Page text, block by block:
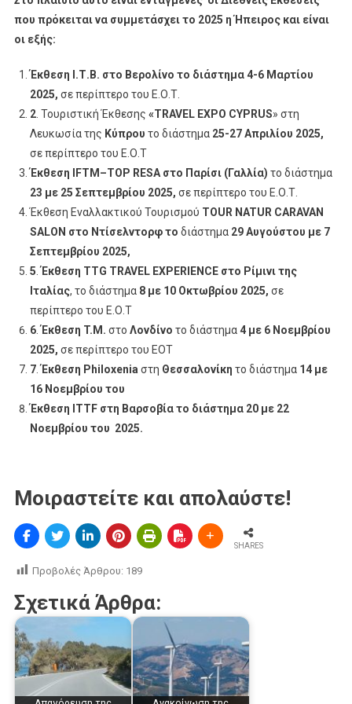
που πρόκειται να συμμετάσχει το 2025 η Ήπειρος και είναι
οι εξής:
Έκθεση Ι.Τ.Β. στο Βερολίνο το διάστημα 4-6 Μαρτίου
2025, σε περίπτερο του Ε.Ο.Τ.
2. Τουριστική Έκθεσης «TRAVEL EXPO CYPRUS» στη
Λευκωσία της Κύπρου το διάστημα 25-27 Απριλίου 2025,
σε περίπτερο του Ε.Ο.Τ
Έκθεση
IFTM –TOP RESAστο Παρίσι (Γαλλία) το διάστημα
23 με 25 Σεπτεμβρίου 2025, σε περίπτερο του Ε.Ο.Τ.
Έκθεση Εναλλακτικού Τουρισμού TOUR NATUR CARAVAN
SALON στο Ντίσελντορφ το διάστημα 29 Αυγούστου με 7
Σεπτεμβρίου 2025,
5.Έκθεση TTG TRAVEL EXPERIENCEστο Ρίμινι της
Ιταλίας, το διάστημα 8 με 10 Οκτωβρίου 2025, σε
περίπτερο του Ε.Ο.Τ
6.Έκθεση T.M. στο Λονδίνο το διάστημα4 με 6Νοεμβρίου
2025, σε περίπτερο του ΕΟΤ
7.Έκθεση Philoxeniaστη Θεσσαλονίκη το διάστημα 14 με
16 Νοεμβρίου του
Έκθεση ITTFστη Βαρσοβία το διάστημα 20 με 22
Νοεμβρίου του 2025.
Μοιραστείτε και απολαύστε!
SHARES
Προβολές Άρθρου: 189
Σχετικά Άρθρα: